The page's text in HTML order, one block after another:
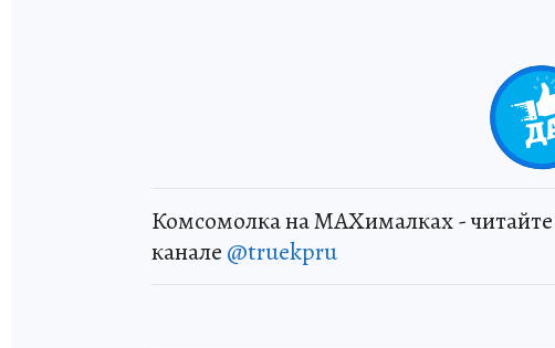
Комсомолка на MAXималках -
канале @truekpru